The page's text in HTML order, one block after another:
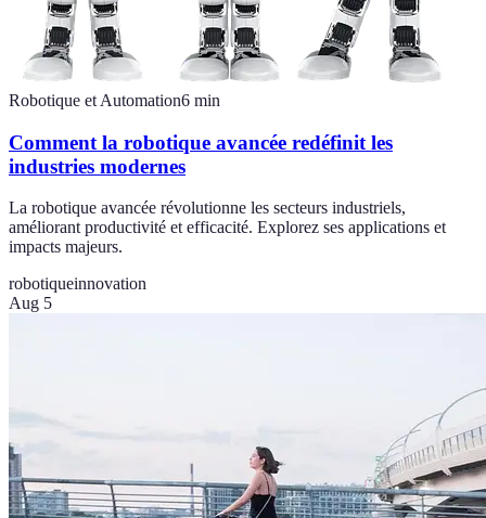
Robotique et Automation6 min
Comment la robotique avancée redéfinit les
industries modernes
La robotique avancée révolutionne les secteurs industriels,
améliorant productivité et efficacité. Explorez ses applications et
impacts majeurs.
robotiqueinnovation
Aug 5